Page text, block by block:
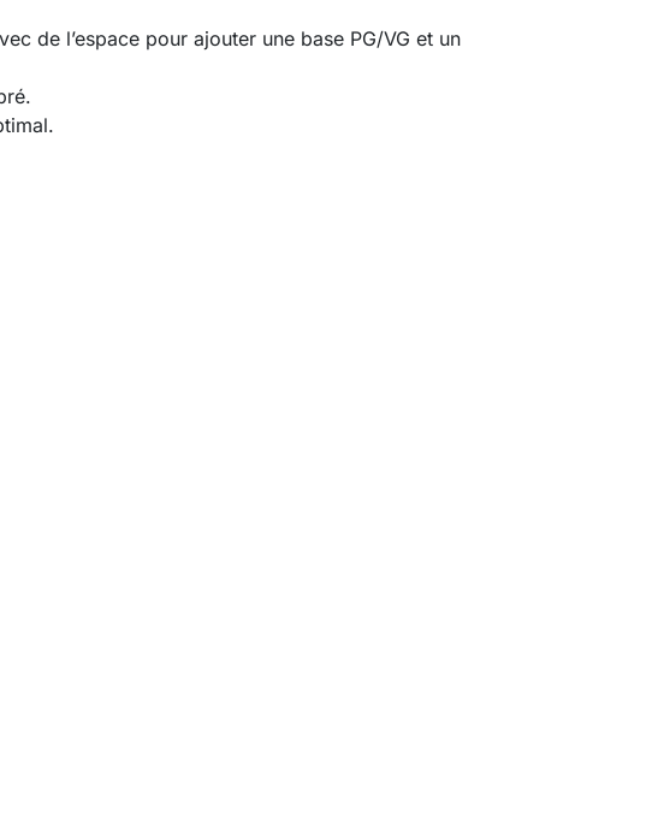
de l’espace pour ajouter une base PG/VG et un